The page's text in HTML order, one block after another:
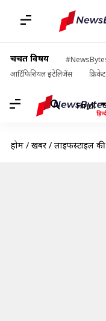
चर्चित विषय
आर्टिफिशियल इंटेलिजेंस
Hindi
होम / खबरें / लाइफस्टाइल